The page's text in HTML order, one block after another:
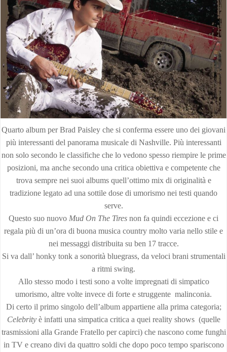
Quarto album per Brad Paisley che si conferma essere uno dei giovani
più interessanti del panorama musicale di Nashville. Più interessanti
non solo secondo le classifiche che lo vedono spesso riempire le prime
posizioni, ma anche secondo una critica obiettiva e competente che
trova sempre nei suoi albums quell’ottimo mix di originalità e
tradizione legato ad una sottile dose di umorismo nei testi quando
serve.
Questo suo nuovo Mud On The Tires non fa quindi eccezione e ci
regala più di un’ora di buona musica country molto varia nello stile e
nei messaggi distribuita su ben 17 tracce.
Si va dall’ honky tonk a sonorità bluegrass, da veloci brani strumentali
a ritmi swing.
Allo stesso modo i testi sono a volte impregnati di simpatico
umorismo, altre volte invece di forte e struggente malinconia.
Di certo il primo singolo dell’album appartiene alla prima categoria;
Celebrity è infatti una simpatica critica a quei reality shows (quelle
trasmissioni alla Grande Fratello per capirci) che nascono come funghi
in TV e creano divi da quattro soldi che dopo poco tempo spariscono